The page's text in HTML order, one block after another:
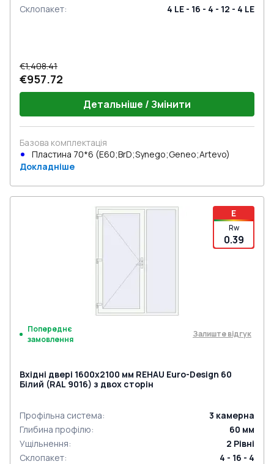
Склопакет: 4 LE - 16 - 4 - 12 - 4 LE
€1,408.41
€957.72
Детальніше / Змінити
Базова комплектація
Пластина 70*6 (E60;BrD;Synego;Geneo;Artevo)
Докладніше
E
Rw
0.39
Попереднє
замовлення
Залиште відгук
Вхідні двері 1600x2100 мм REHAU Euro-Design 60
Білий (RAL 9016) з двох сторін
Профільна система: 3 камерна
Глибина профілю: 60 мм
Ущільнення: 2 Рівні
Склопакет: 4 - 16 - 4